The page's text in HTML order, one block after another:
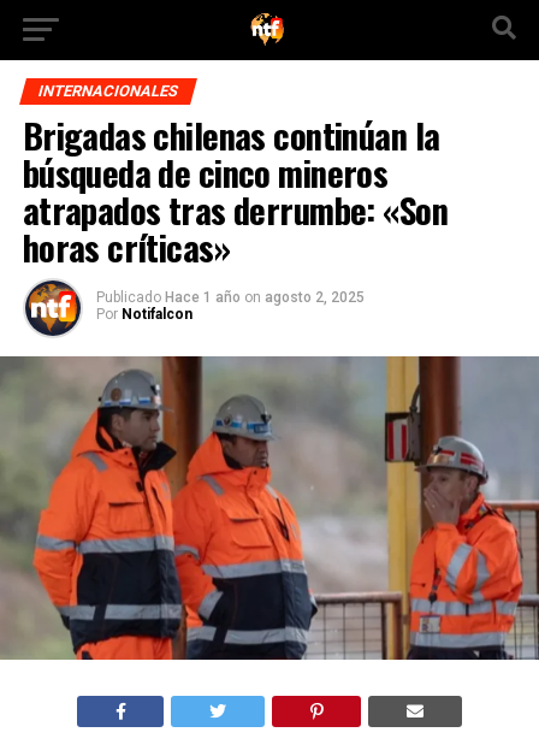
INTERNACIONALES
Brigadas chilenas continúan la
búsqueda de cinco mineros
atrapados tras derrumbe: «Son
horas críticas»
Publicado Hace 1 año on agosto 2, 2025
Por Notifalcon